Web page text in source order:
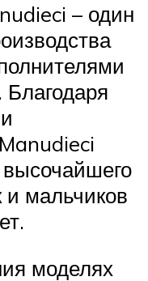
– один
Благодаря
высочайшего
и мальчиков
моделях